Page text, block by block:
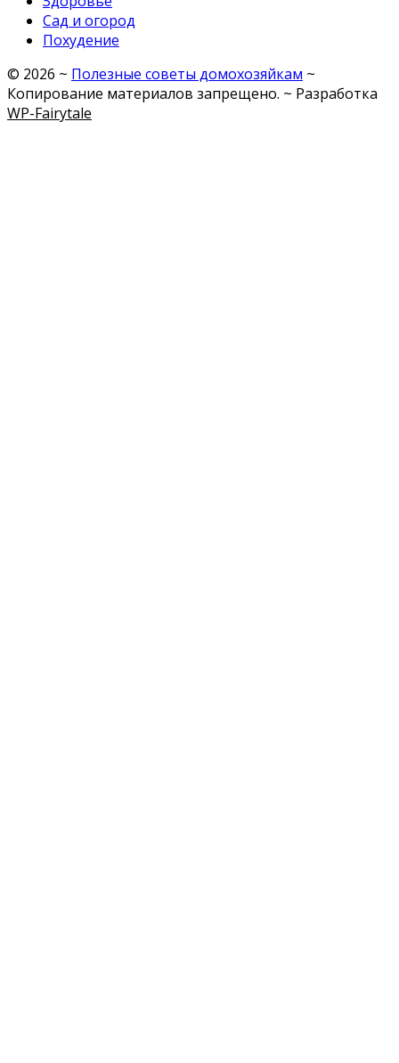
Сад и огород
Похудение
© 2026 ~ Полезные советы домохозяйкам ~
Копирование материалов запрещено. ~ Разработка
WP-Fairytale